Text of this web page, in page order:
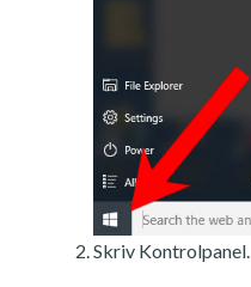
Skriv Kontrolpanel.